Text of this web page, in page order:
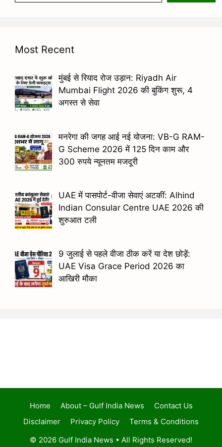
Most Recent
मुंबई से रियाद रोज उड़ान: Riyadh Air
Mumbai Flight 2026 की बुकिंग शुरू, 4
अगस्त से सेवा
मनरेगा की जगह आई नई योजना: VB-G RAM-
G Scheme 2026 में 125 दिन काम और
300 रुपये न्यूनतम मजदूरी
UAE में पासपोर्ट-वीजा सेवाएं अटकीं: Alhind
Indian Consular Centre UAE 2026 की
शुरुआत टली
9 जुलाई से पहले वीजा ठीक करें या देश छोड़ें:
UAE Visa Grace Period 2026 का
आखिरी मौका
Home About – Gulf India News
Contact Us
Disclaimer
Privacy Policy
Terms & Conditions
© 2026 Gulf India News • All Rights Reserved!